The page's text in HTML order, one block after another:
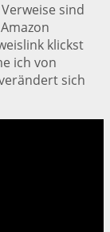
sind
klickst
ich von
sich